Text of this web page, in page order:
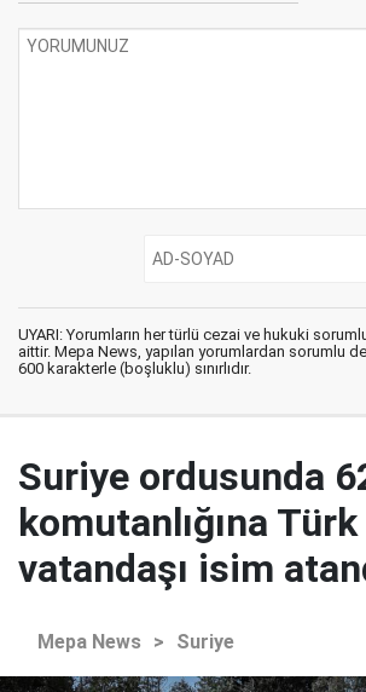
UYARI: Yorumların her türlü cezai ve hukuki
aittir. Mepa News, yapılan yorumlardan sorumlu
600 karakterle (boşluklu) sınırlıdır.
Suriye ordusunda
komutanlığına Türk
vatandaşı isim
Mepa News > Suriye